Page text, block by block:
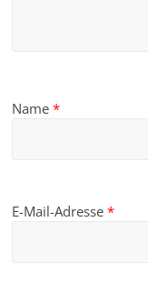
Name*
E-Mail-Adresse*